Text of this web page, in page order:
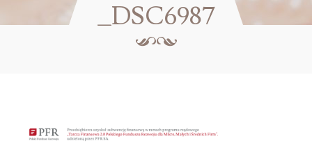
_DSC6987